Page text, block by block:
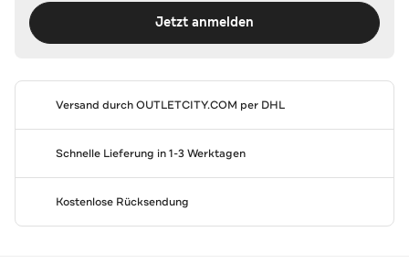
Jetzt anmelden
Versand durchOUTLETCITY.COM per DHL
Schnelle Lieferung in 1-3 Werktagen
Kostenlose Rücksendung